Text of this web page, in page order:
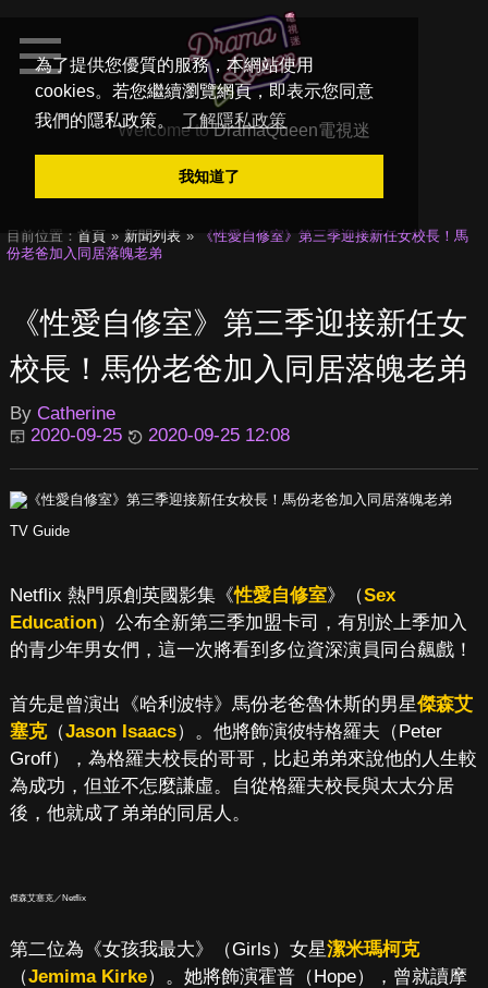
為了提供您優質的服務，本網站使用
cookies。若您繼續瀏覽網頁，即表示您同意
我們的隱私政策。
了解隱私政策
我知道了
Welcome toDramaQueen電視迷
目前位置： 首頁 新聞列表
《性愛自修室》第三季迎接新任女校長！馬
份老爸加入同居落魄老弟
《性愛自修室》第三季迎接新任女
校長！馬份老爸加入同居落魄老弟
By Catherine
2020-09-25
2020-09-25 12:08
TV Guide
Netflix 熱門原創英國影集《性愛自修室》（Sex
Education）公布全新第三季加盟卡司，有別於上季加入
的青少年男女們，這一次將看到多位資深演員同台飆戲！
首先是曾演出《哈利波特》馬份老爸魯休斯的男星傑森艾
塞克（Jason Isaacs）。他將飾演彼特格羅夫（Peter
Groff），為格羅夫校長的哥哥，比起弟弟來說他的人生較
為成功，但並不怎麼謙虛。自從格羅夫校長與太太分居
後，他就成了弟弟的同居人。
傑森艾塞克／Netflix
第二位為《女孩我最大》（Girls）女星潔米瑪柯克
（Jemima Kirke）。她將飾演霍普（Hope），曾就讀摩